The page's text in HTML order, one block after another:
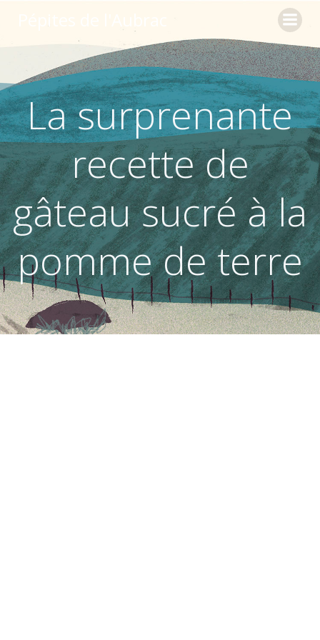
contenu
Pépites de l'Aubrac
La surprenante
recette de
gâteau sucré à la
pomme de terre